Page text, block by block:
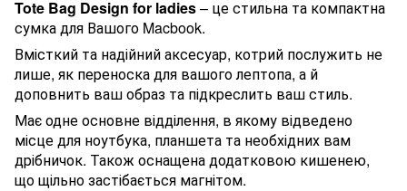
Tote Bag Design for ladies– це стильна та компактна
сумка для Вашого Macbook.
Вмісткий та надійний аксесуар, котрий послужить не
лише, як переноска для вашого лептопа, а й
доповнить ваш образ та підкреслить ваш стиль.
Має одне основне відділення, в якому відведено
місце для ноутбука, планшета та необхідних вам
дрібничок. Також оснащена додатковою кишенею,
що щільно застібається магнітом.